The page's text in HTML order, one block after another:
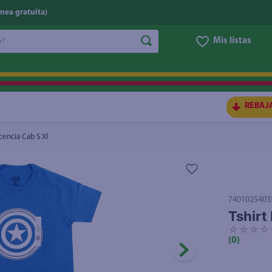
gratuita)
Mis listas
Cab S Xl
Tshirt
☆ ☆ ☆ ☆
(0)